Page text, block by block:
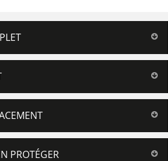
PROTÉGER